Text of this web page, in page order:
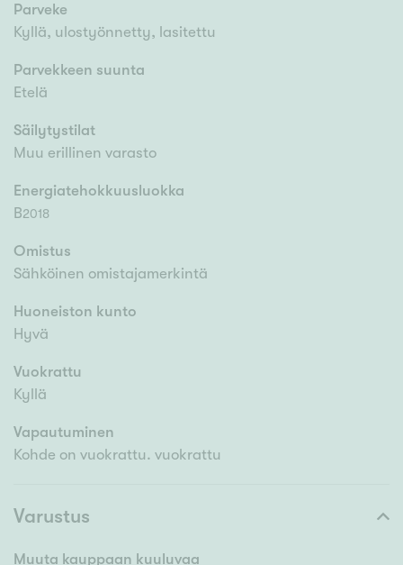
Parveke
Kyllä, ulostyönnetty, lasitettu
Parvekkeen suunta
Etelä
Säilytystilat
Muu erillinen varasto
Energiatehokkuusluokka
B2018
Omistus
Sähköinen omistajamerkintä
Huoneiston kunto
Hyvä
Vuokrattu
Kyllä
Vapautuminen
Kohde on vuokrattu. vuokrattu
Varustus
Muuta kauppaan kuuluvaa